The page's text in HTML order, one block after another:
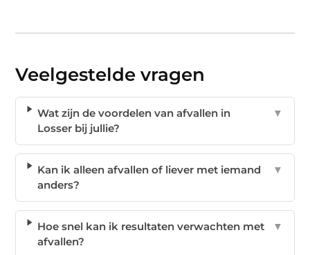
Veelgestelde vragen
Wat zijn de voordelen van afvallen in
Losser bij jullie?
▼
Kan ik alleen afvallen of liever met iemand
anders?
▼
Hoe snel kan ik resultaten verwachten met
afvallen?
▼